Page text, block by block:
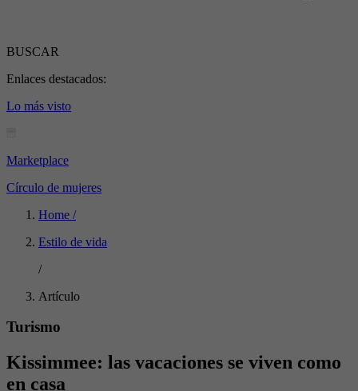
BUSCAR
Enlaces destacados:
Lo más visto
Marketplace
Círculo de mujeres
Home /
Estilo de vida
/
Artículo
Turismo
Kissimmee: las vacaciones se viven como
en casa